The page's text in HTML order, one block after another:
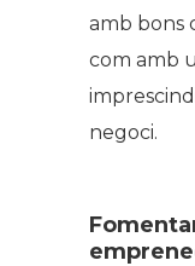
amb bons
com amb
negoci.